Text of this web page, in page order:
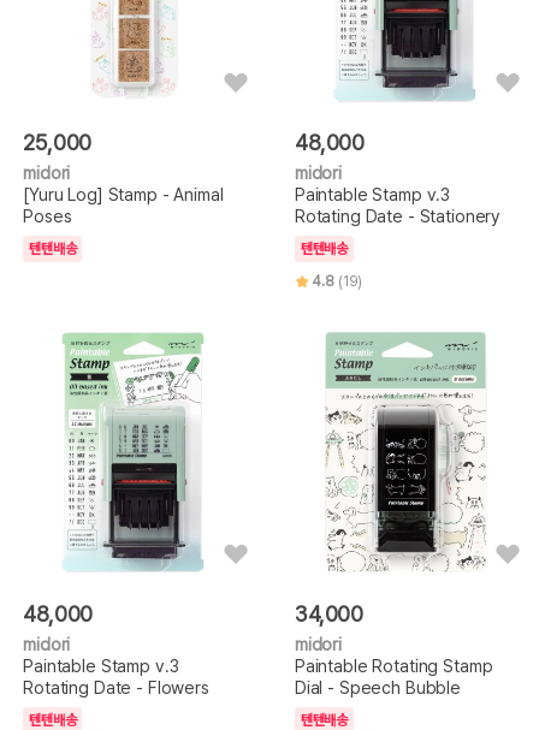
25,000
midori
[Yuru Log] Stamp - Animal
Poses
텐텐배송
48,000
midori
Paintable Stamp v.3
Rotating Date - Stationery
텐텐배송
4.8 (19)
48,000
midori
Paintable Stamp v.3
Rotating Date - Flowers
텐텐배송
34,000
midori
Paintable Rotating Stamp
Dial - Speech Bubble
텐텐배송